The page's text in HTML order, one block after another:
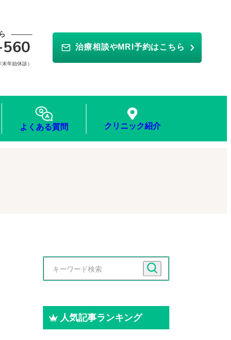
年始休診）
治療相談やMRI予約はこちら
よくある質問 クリニック紹介
人気記事ランキング